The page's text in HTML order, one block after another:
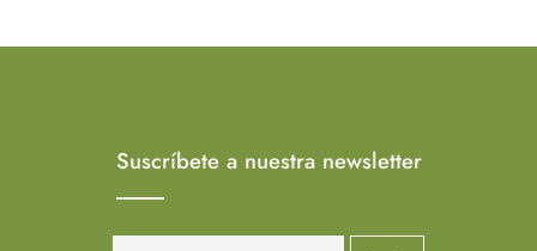
Suscríbete a nuestra newsletter